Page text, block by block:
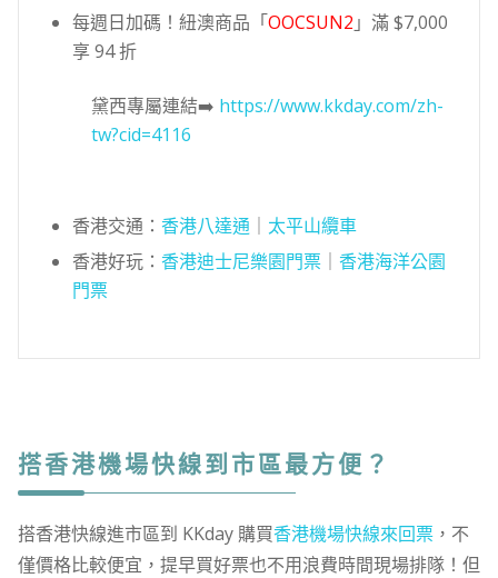
每週日加碼！紐澳商品「OOCSUN2 」滿 $7,000
享 94 折
黛西專屬連結➡️ https://www.kkday.com/zh-
tw?cid=4116
香港交通： 香港八達通
太平山纜車
香港好玩： 香港迪士尼樂園門票｜ 香港海洋公園
門票
搭香港機場快線到市區最方便？
搭香港快線進市區到 KKday 購買香港機場快線來回票，不
僅價格比較便宜，提早買好票也不用浪費時間現場排隊！但